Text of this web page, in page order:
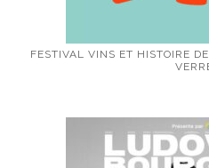
FESTIVAL VINS ET HISTOIRE